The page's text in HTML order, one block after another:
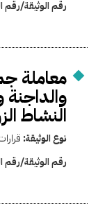
رقم الوثيقة/رقم
معاملة
والداجنة
النشاط
نوع الوثيقة:
رقم الوثيقة/رقم